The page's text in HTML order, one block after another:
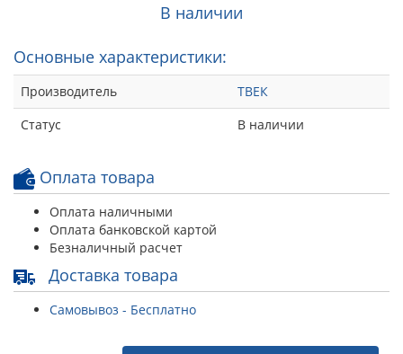
В наличии
Основные характеристики:
Производитель
ТВЕК
Статус
В наличии
Оплата товара
Оплата наличными
Оплата банковской картой
Безналичный расчет
Доставка товара
Самовывоз - Бесплатно